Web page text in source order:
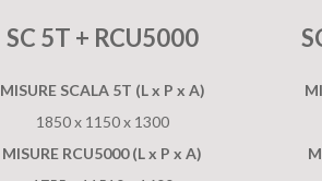
SC 5T + RCU5000
MISURE SCALA 5T (L x P x A)
1850 x 1150 x 1300
MISURE RCU5000 (L x P x A)